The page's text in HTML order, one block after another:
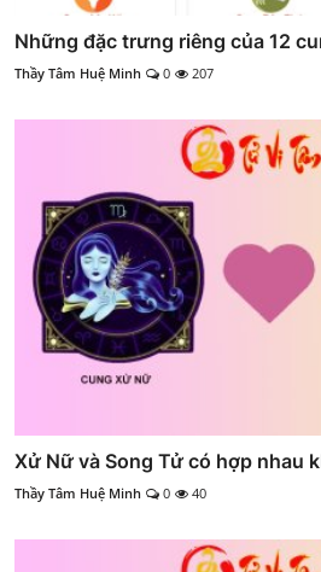
Những đặc trưng riêng của 12
Thầy Tâm Huệ Minh 0 207
Xử Nữ và Song Tử có hợp nhau
Thầy Tâm Huệ Minh 0 40